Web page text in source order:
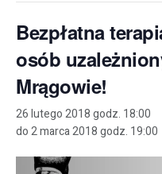
Bezpłatna
osób
Mrągowie!
26 lutego 2018 godz. 18:00
do2 marca 2018 godz. 19:00